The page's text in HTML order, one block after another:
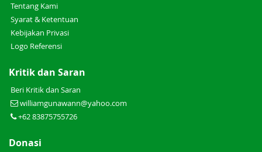
Tentang Kami
Syarat & Ketentuan
Kebijakan Privasi
Logo Referensi
Kritik dan Saran
Beri Kritik dan Saran
williamgunawann@yahoo.com
+62 83875755726
Donasi